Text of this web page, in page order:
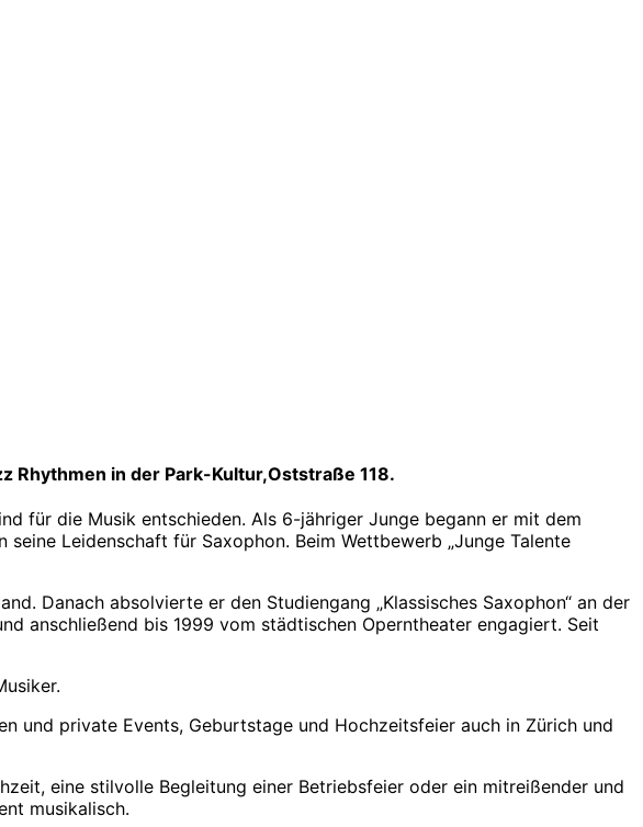
Rhythmen in der Park-Kultur,Oststraße 118.
für die Musik entschieden. Als 6-jähriger Junge begann er mit dem
Leidenschaft für Saxophon. Beim Wettbewerb „Junge Talente
Danach absolvierte er den Studiengang „Klassisches Saxophon“ an der
anschließend bis 1999 vom städtischen Operntheater engagiert. Seit
und private Events, Geburtstage und Hochzeitsfeier auch in Zürich und
eine stilvolle Begleitung einer Betriebsfeier oder ein mitreißender und
musikalisch.